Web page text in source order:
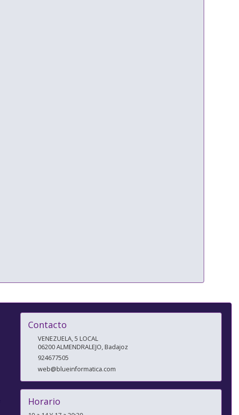
Contacto
VENEZUELA, 5 LOCAL
06200ALMENDRALEJO,Badajoz
924677505
web@blueinformatica.com
Horario